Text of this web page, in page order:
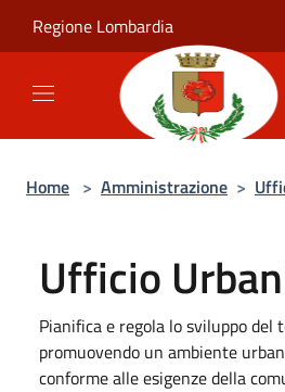
Regione Lombardia
Home > Amministrazione >
Ufficio
Pianifica e regola lo sviluppo del
promuovendo un ambiente
conforme alle esigenze della